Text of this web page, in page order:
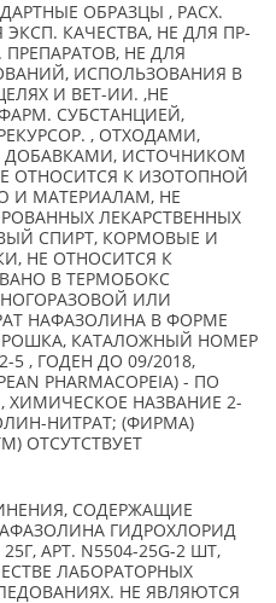
ОБРАЗЦЫ , РАСХ.
КАЧЕСТВА, НЕ ДЛЯ ПР-
НЕ ДЛЯ
ИСПОЛЬЗОВАНИЯ В
И ВЕТ-ИИ. ,НЕ
СУБСТАНЦИЕЙ,
, ОТХОДАМИ,
ИСТОЧНИКОМ
ОТНОСИТСЯ К ИЗОТОПНОЙ
И МАТЕРИАЛАМ, НЕ
ЛЕКАРСТВЕННЫХ
СПИРТ, КОРМОВЫЕ И
НЕ ОТНОСИТСЯ К
В ТЕРМОБОКС
ИЛИ
НАФАЗОЛИНА В ФОРМЕ
КАТАЛОЖНЫЙ НОМЕР
5 , ГОДЕН ДО 09/2018,
PHARMACOPEIA) - ПО
НАЗВАНИЕ 2-
НИТРАТ; (ФИРМА)
ОТСУТСТВУЕТ
СОДЕРЖАЩИЕ
ГИДРОХЛОРИД
АРТ. N5504-25G-2 ШТ,
ЛАБОРАТОРНЫХ
НЕ ЯВЛЯЮТСЯ